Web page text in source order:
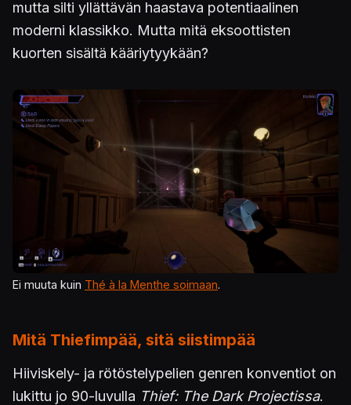
mutta silti yllättävän haastava potentiaalinen
moderni klassikko. Mutta mitä eksoottisten
kuorten sisältä kääriytyykään?
Kuva
Ei muuta kuin Thé à la Menthe soimaan.
Mitä Thiefimpää, sitä siistimpää
Hiiviskely- ja rötöstelypelien genren konventiot on
lukittu jo 90-luvulla Thief: The Dark Projectissa.